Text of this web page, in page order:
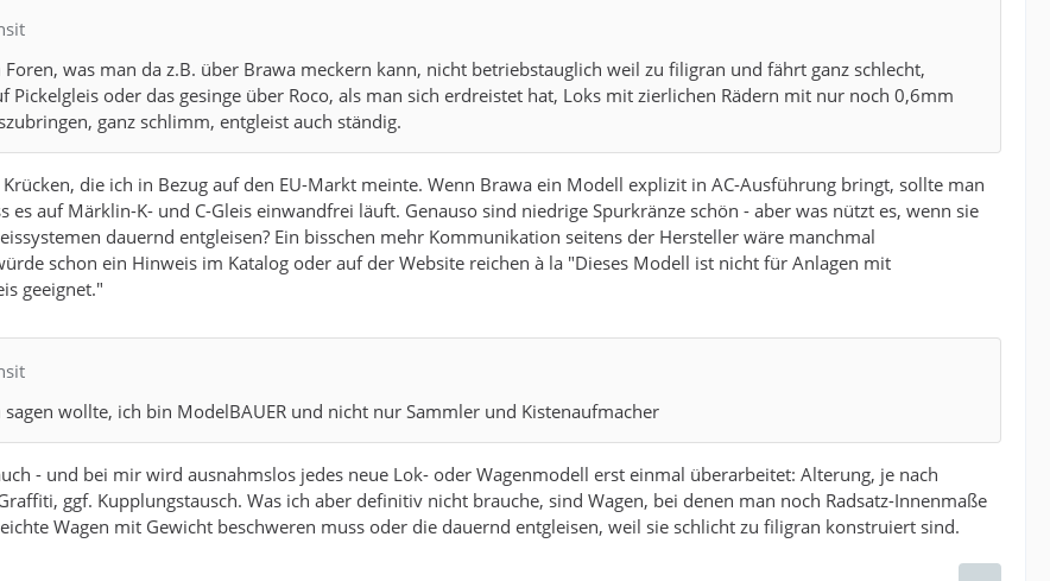
was man da z.B. über Brawa meckern kann, nicht betriebstauglich weil zu filigran und fährt ganz schlecht,
Pickelgleis oder das gesinge über Roco, als man sich erdreistet hat, Loks mit zierlichen Rädern mit nur noch 0,6mm
ganz schlimm, entgleist auch ständig.
Krücken, die ich in Bezug auf den EU-Markt meinte. Wenn Brawa ein Modell explizit in AC-Ausführung bringt, sollte man
es auf Märklin-K- und C-Gleis einwandfrei läuft. Genauso sind niedrige Spurkränze schön - aber was nützt es, wenn sie
dauernd entgleisen? Ein bisschen mehr Kommunikation seitens der Hersteller wäre manchmal
schon ein Hinweis im Katalog oder auf der Website reichen à la "Dieses Modell ist nicht für Anlagen mit
geeignet."
sagen wollte, ich bin ModelBAUER und nicht nur Sammler und Kistenaufmacher
- und bei mir wird ausnahmslos jedes neue Lok- oder Wagenmodell erst einmal überarbeitet: Alterung, je nach
ggf. Kupplungstausch. Was ich aber definitiv nicht brauche, sind Wagen, bei denen man noch Radsatz-Innenmaße
Wagen mit Gewicht beschweren muss oder die dauernd entgleisen, weil sie schlicht zu filigran konstruiert sind.